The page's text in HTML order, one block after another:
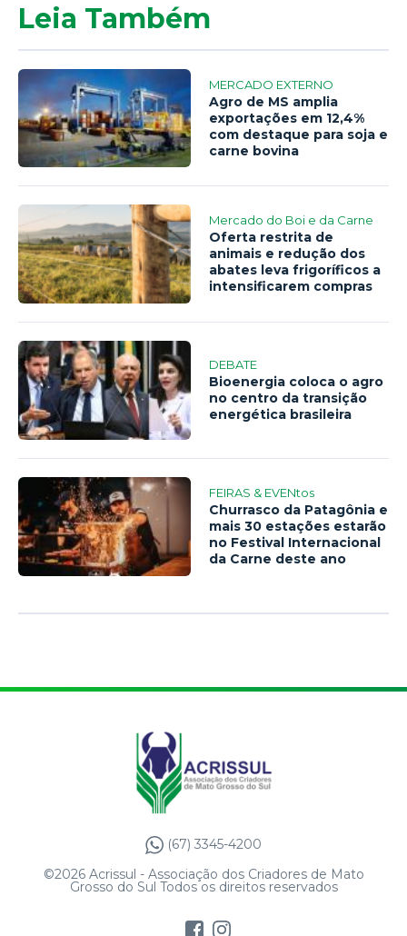
Leia Também
MERCADO EXTERNO
Agro de MS amplia
exportações em 12,4%
com destaque para soja e
carne bovina
Mercado do Boi e da Carne
Oferta restrita de
animais e redução dos
abates leva frigoríficos a
intensificarem compras
DEBATE
Bioenergia coloca o agro
no centro da transição
energética brasileira
FEIRAS & EVENtos
Churrasco da Patagônia e
mais 30 estações estarão
no Festival Internacional
da Carne deste ano
(67) 3345-4200
©2026 Acrissul - Associação dos Criadores de Mato
Grosso do Sul Todos os direitos reservados